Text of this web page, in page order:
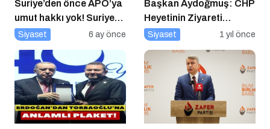
Suriye’den önce APO’ya
umut hakkı yok! Suriye
düzelmeden APO’ya
Siyaset 6 ay önce
Başkan Aydoğmuş: CHP
Heyetinin Ziyareti
Memnuniyet Verici
Siyaset 1 yıl önce